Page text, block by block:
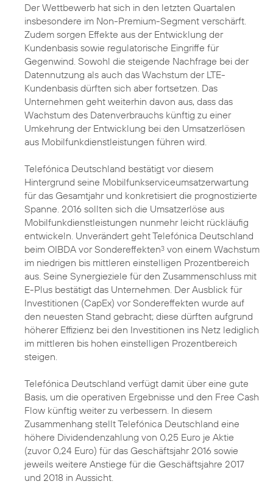
Der Wettbewerb hat sich in den letzten Quartalen
insbesondere im Non-Premium-Segment verschärft.
Zudem sorgen Effekte aus der Entwicklung der
Kundenbasis sowie regulatorische Eingriffe für
Gegenwind. Sowohl die steigende Nachfrage bei der
Datennutzung als auch das Wachstum der LTE-
Kundenbasis dürften sich aber fortsetzen. Das
Unternehmen geht weiterhin davon aus, dass das
Wachstum des Datenverbrauchs künftig zu einer
Umkehrung der Entwicklung bei den Umsatzerlösen
aus Mobilfunkdienstleistungen führen wird.
Telefónica Deutschland bestätigt vor diesem
Hintergrund seine Mobilfunkserviceumsatzerwartung
für das Gesamtjahr und konkretisiert die prognostizierte
Spanne. 2016 sollten sich die Umsatzerlöse aus
Mobilfunkdienstleistungen nunmehr leicht rückläufig
entwickeln. Unverändert geht Telefónica Deutschland
beim OIBDA vor Sondereffekten3 von einem Wachstum
im niedrigen bis mittleren einstelligen Prozentbereich
aus. Seine Synergieziele für den Zusammenschluss mit
E-Plus bestätigt das Unternehmen. Der Ausblick für
Investitionen (CapEx) vor Sondereffekten wurde auf
den neuesten Stand gebracht; diese dürften aufgrund
höherer Effizienz bei den Investitionen ins Netz lediglich
im mittleren bis hohen einstelligen Prozentbereich
steigen.
Telefónica Deutschland verfügt damit über eine gute
Basis, um die operativen Ergebnisse und den Free Cash
Flow künftig weiter zu verbessern. In diesem
Zusammenhang stellt Telefónica Deutschland eine
höhere Dividendenzahlung von 0,25 Euro je Aktie
(zuvor 0,24 Euro) für das Geschäftsjahr 2016 sowie
jeweils weitere Anstiege für die Geschäftsjahre 2017
und 2018 in Aussicht.